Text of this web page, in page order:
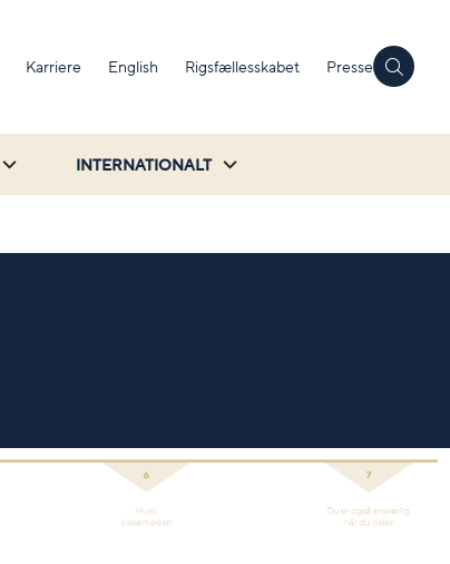
Karriere English Rigsfællesskabet Presse
INTERNATIONALT